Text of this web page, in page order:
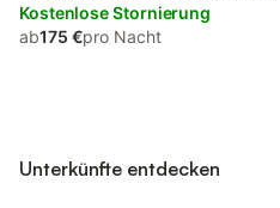
Umgebung
Kostenlose Stornierung
ab175 €pro Nacht
Unterkünfte entdecken